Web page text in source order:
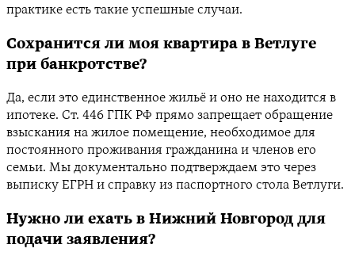
практике есть такие успешные случаи.
Сохранится ли моя квартира в Ветлуге
при банкротстве?
Да, если это единственное жильё и оно не находится в
ипотеке. Ст. 446 ГПК РФ прямо запрещает обращение
взыскания на жилое помещение, необходимое для
постоянного проживания гражданина и членов его
семьи. Мы документально подтверждаем это через
выписку ЕГРН и справку из паспортного стола Ветлуги.
Нужно ли ехать в Нижний Новгород для
подачи заявления?